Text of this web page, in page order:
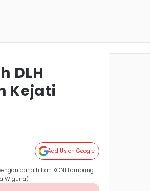
DLH
Kejati
Add Us on Google
dana hibah KONI Lampung
Wiguna)